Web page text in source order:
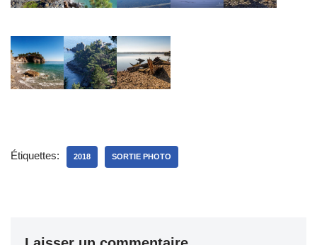
Étiquettes: 2018 SORTIE PHOTO